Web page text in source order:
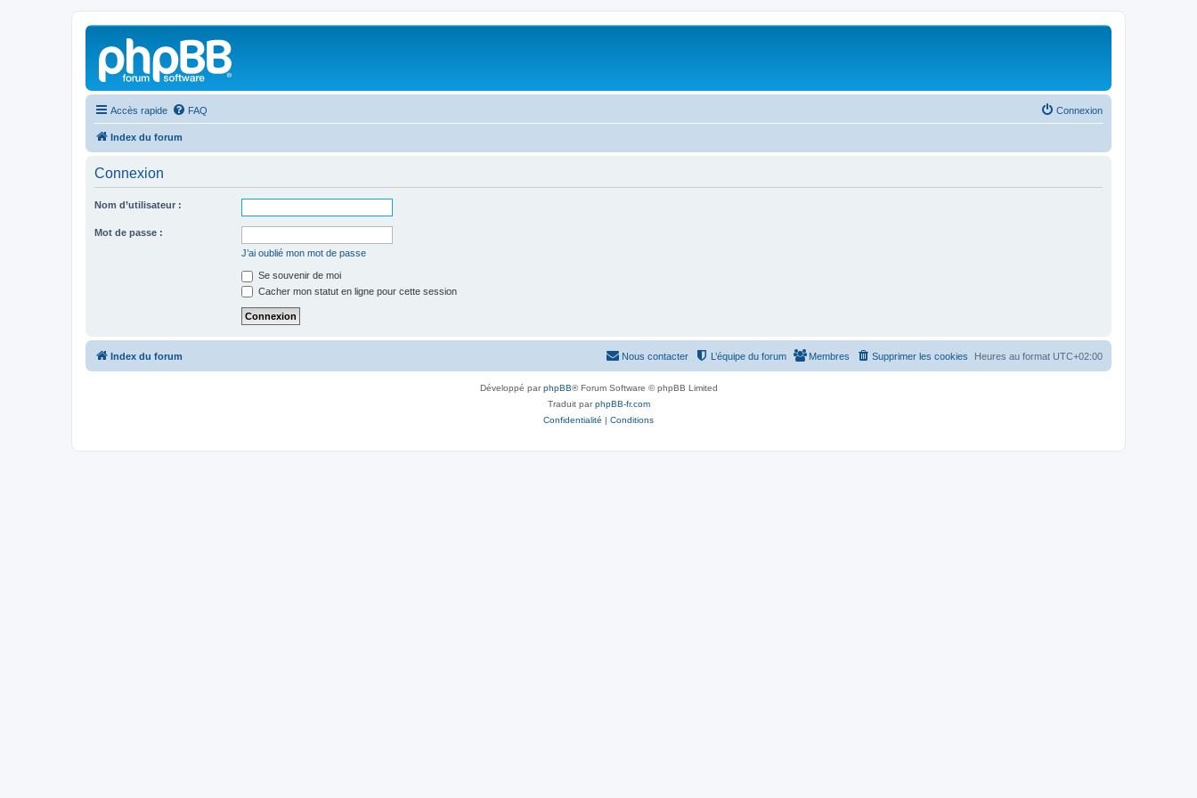
Accès rapide FAQ Connexion
Index du forum
Connexion
Nom d’utilisateur :
Mot de passe :
J’ai oublié mon mot de passe
Se souvenir de moi
Cacher mon statut en ligne pour cette session
Index du forum Heures au format UTC+02:00
Supprimer les cookies
Membres
L’équipe du forum
Nous contacter
Développé parphpBB® Forum Software © phpBB Limited
Traduit parphpBB-fr.com
Confidentialité | Conditions